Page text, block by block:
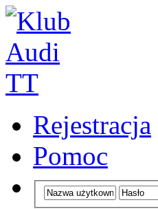
Rejestracja
Pomoc